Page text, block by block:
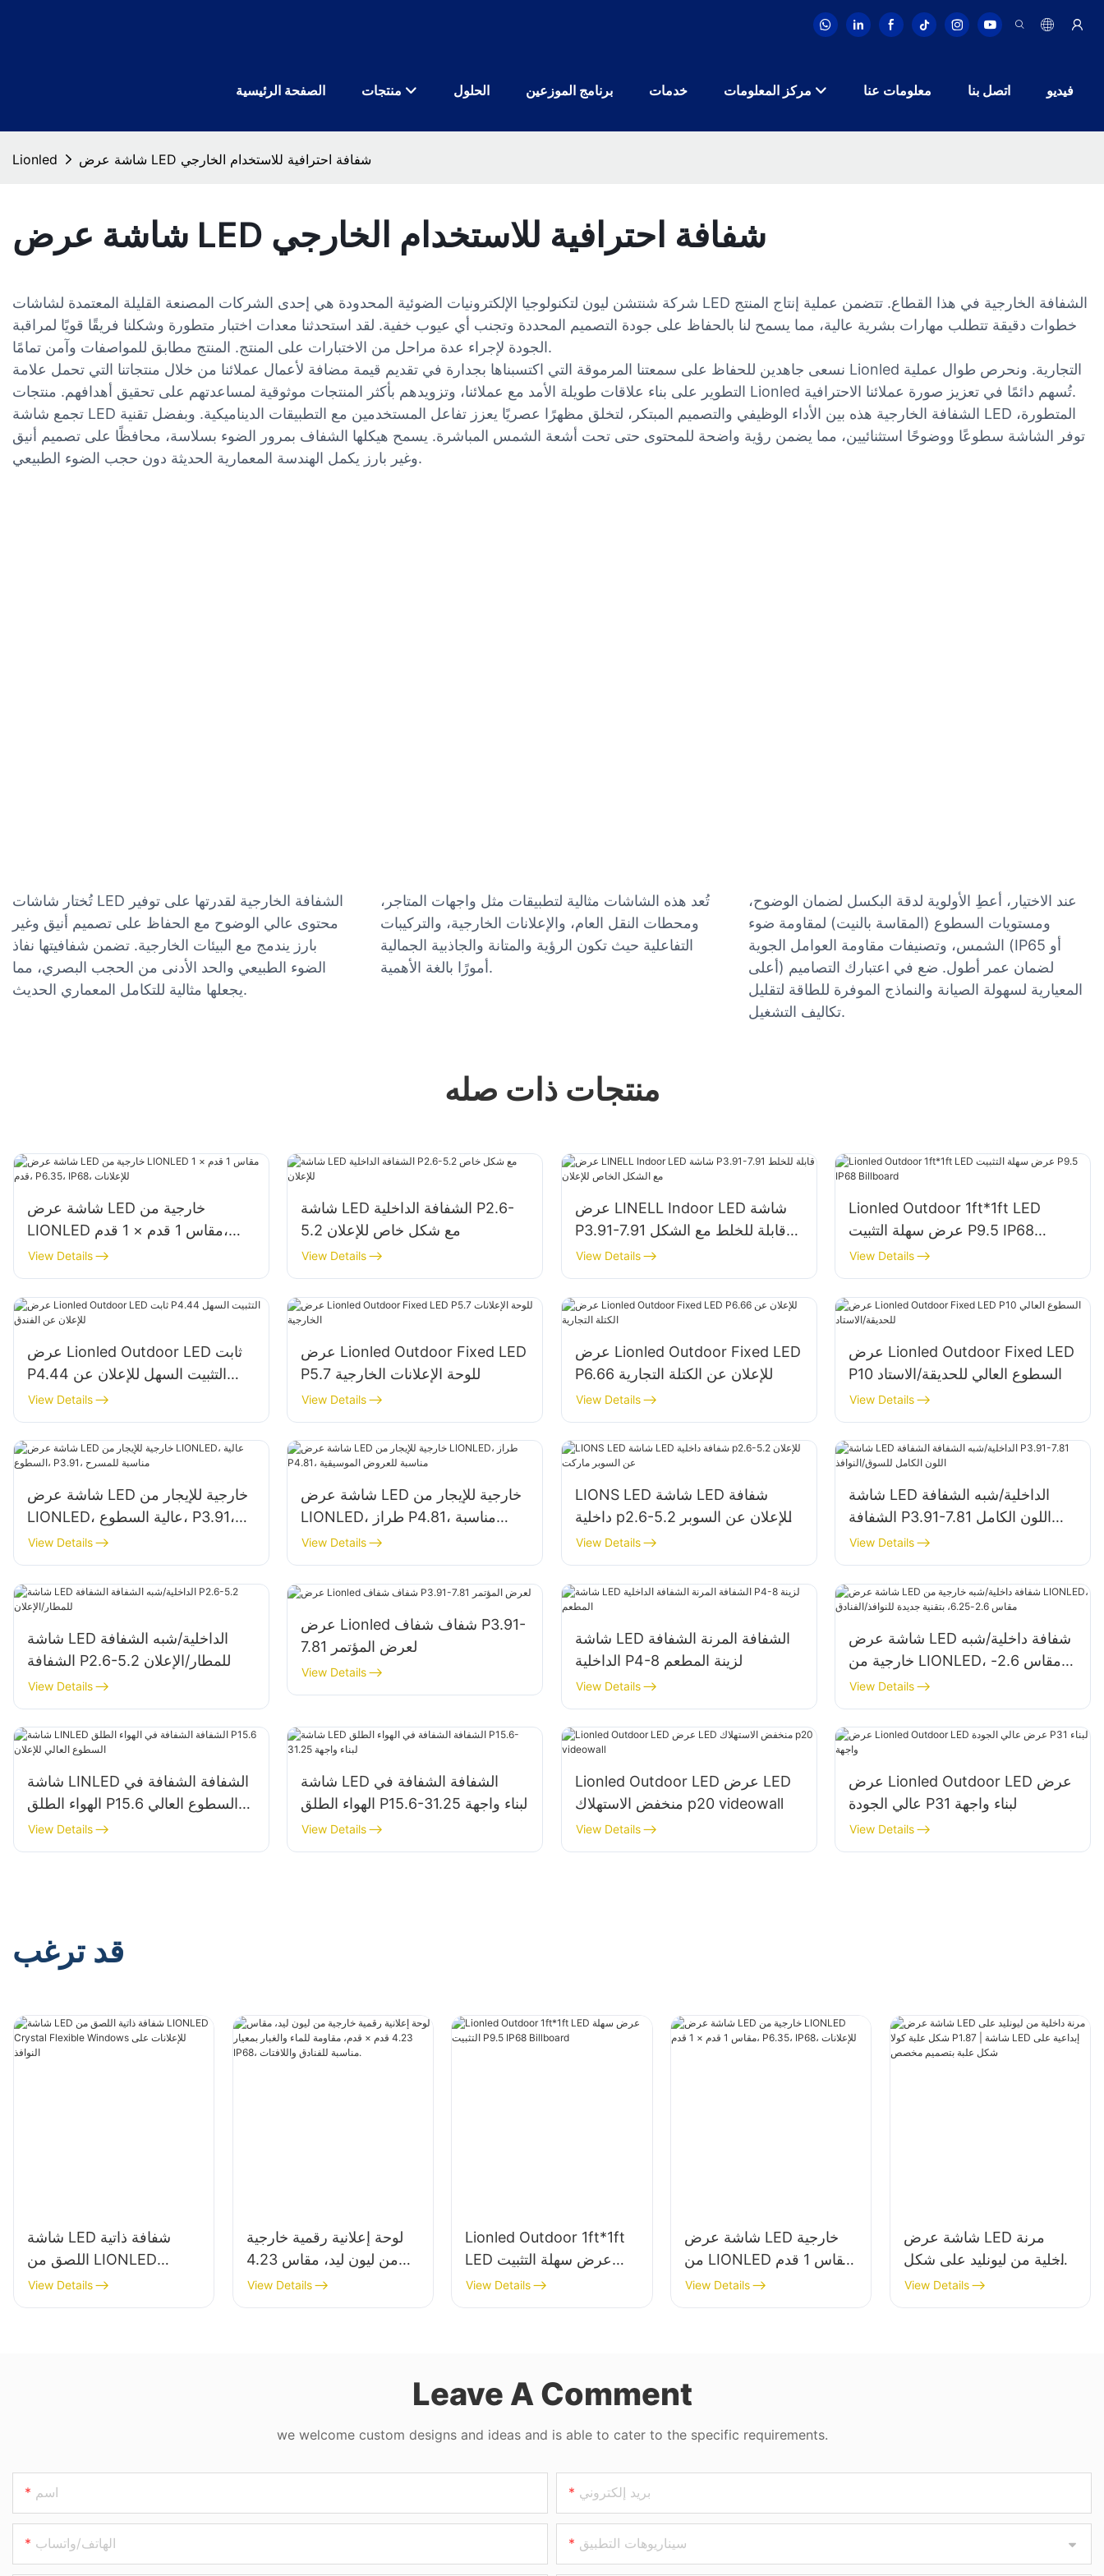
الصفحة الرئيسية منتجات الحلول برنامج الموزعين خدمات مركز المعلومات معلومات عنا اتصل بنا فيديو
Lionled شاشة عرض LED شفافة احترافية للاستخدام الخارجي
شاشة عرض LED شفافة احترافية للاستخدام الخارجي
شركة شنتشن ليون لتكنولوجيا الإلكترونيات الضوئية المحدودة هي إحدى الشركات المصنعة القليلة المعتمدة لشاشات LED الشفافة الخارجية في هذا القطاع. تتضمن عملية إنتاج المنتج
خطوات دقيقة تتطلب مهارات بشرية عالية، مما يسمح لنا بالحفاظ على جودة التصميم المحددة وتجنب أي عيوب خفية. لقد استحدثنا معدات اختبار متطورة وشكلنا فريقًا قويًا لمراقبة
الجودة لإجراء عدة مراحل من الاختبارات على المنتج. المنتج مطابق للمواصفات وآمن تمامًا.
نسعى جاهدين للحفاظ على سمعتنا المرموقة التي اكتسبناها بجدارة في تقديم قيمة مضافة لأعمال عملائنا من خلال منتجاتنا التي تحمل علامة Lionled التجارية. ونحرص طوال عملية
التطوير على بناء علاقات طويلة الأمد مع عملائنا، وتزويدهم بأكثر المنتجات موثوقية لمساعدتهم على تحقيق أهدافهم. منتجات Lionled تُسهم دائمًا في تعزيز صورة عملائنا الاحترافية.
تجمع شاشة LED الشفافة الخارجية هذه بين الأداء الوظيفي والتصميم المبتكر، لتخلق مظهرًا عصريًا يعزز تفاعل المستخدمين مع التطبيقات الديناميكية. وبفضل تقنية LED المتطورة،
توفر الشاشة سطوعًا ووضوحًا استثنائيين، مما يضمن رؤية واضحة للمحتوى حتى تحت أشعة الشمس المباشرة. يسمح هيكلها الشفاف بمرور الضوء بسلاسة، محافظًا على تصميم أنيق
وغير بارز يكمل الهندسة المعمارية الحديثة دون حجب الضوء الطبيعي.
تُختار شاشات LED الشفافة الخارجية لقدرتها على توفير
محتوى عالي الوضوح مع الحفاظ على تصميم أنيق وغير
بارز يندمج مع البيئات الخارجية. تضمن شفافيتها نفاذ
الضوء الطبيعي والحد الأدنى من الحجب البصري، مما
يجعلها مثالية للتكامل المعماري الحديث.
تُعد هذه الشاشات مثالية لتطبيقات مثل واجهات المتاجر،
ومحطات النقل العام، والإعلانات الخارجية، والتركيبات
التفاعلية حيث تكون الرؤية والمتانة والجاذبية الجمالية
أمورًا بالغة الأهمية.
عند الاختيار، أعطِ الأولوية لدقة البكسل لضمان الوضوح،
ومستويات السطوع (المقاسة بالنيت) لمقاومة ضوء
الشمس، وتصنيفات مقاومة العوامل الجوية (IP65 أو
أعلى) لضمان عمر أطول. ضع في اعتبارك التصاميم
المعيارية لسهولة الصيانة والنماذج الموفرة للطاقة لتقليل
تكاليف التشغيل.
منتجات ذات صله
شاشة عرض LED خارجية من
LIONLED مقاس 1 قدم × 1 قدم،
View Details
شاشة LED الشفافة الداخلية P2.6-
5.2 مع شكل خاص للإعلان
View Details
عرض LINELL Indoor LED شاشة
P3.91-7.91 قابلة للخلط مع الشكل
الخاص للإعلان
View Details
Lionled Outdoor 1ft*1ft LED
عرض سهلة التثبيت P9.5 IP68
Billboard
View Details
عرض Lionled Outdoor LED ثابت
P4.44 التثبيت السهل للإعلان عن
الفندق
View Details
عرض Lionled Outdoor Fixed LED
P5.7 للوحة الإعلانات الخارجية
View Details
عرض Lionled Outdoor Fixed LED
P6.66 للإعلان عن الكتلة التجارية
View Details
عرض Lionled Outdoor Fixed LED
P10 السطوع العالي للحديقة/الاستاد
View Details
شاشة عرض LED خارجية للإيجار من
LIONLED، عالية السطوع، P3.91،
مناسبة للمسرح
View Details
شاشة عرض LED خارجية للإيجار من
LIONLED، طراز P4.81، مناسبة
للعروض الموسيقية
View Details
LIONS LED شاشة LED شفافة
داخلية p2.6-5.2 للإعلان عن السوبر
ماركت
View Details
شاشة LED الداخلية/شبه الشفافة
الشفافة P3.91-7.81 اللون الكامل
للسوق/النوافذ
View Details
شاشة LED الداخلية/شبه الشفافة
الشفافة P2.6-5.2 للمطار/الإعلان
View Details
عرض Lionled شفاف شفاف P3.91-
7.81 لعرض المؤتمر
View Details
شاشة LED الشفافة المرنة الشفافة
الداخلية P4-8 لزينة المطعم
View Details
شاشة عرض LED شفافة داخلية/شبه
خارجية من LIONLED، مقاس 2.6-
View Details
شاشة LINLED الشفافة الشفافة في
الهواء الطلق P15.6 السطوع العالي
للإعلان
View Details
شاشة LED الشفافة الشفافة في
الهواء الطلق P15.6-31.25 لبناء واجهة
View Details
Lionled Outdoor LED عرض LED
منخفض الاستهلاك p20 videowall
View Details
عرض Lionled Outdoor LED عرض
عالي الجودة P31 لبناء واجهة
View Details
قد ترغب
شاشة LED شفافة ذاتية
اللصق من LIONLED
Crystal Flexible
Windows للإعلانات على
View Details
لوحة إعلانية رقمية خارجية
من ليون ليد، مقاس 4.23
قدم × قدم، مقاومة للماء
والغبار بمعيار IP68، مناسبة
View Details
Lionled Outdoor 1ft*1ft
LED عرض سهلة التثبيت
P9.5 IP68 Billboard
View Details
شاشة عرض LED خارجية
من LIONLED مقاس 1 قدم
× 1 قدم، P6.35، IP68،
للإعلانات
View Details
شاشة عرض LED مرنة
داخلية من ليونليد على شكل
علبة كولا P1.87 | شاشة
LED إبداعية على شكل علبة
View Details
Leave A Comment
we welcome custom designs and ideas and is able to cater to the specific requirements.
اسم بريد إلكتروني
الهاتف/واتساب سيناريوهات التطبيق